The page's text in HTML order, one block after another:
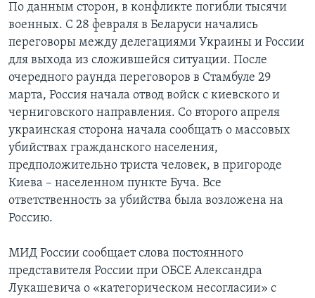
По данным сторон, в конфликте погибли тысячи
военных. С 28 февраля в Беларуси начались
переговоры между делегациями Украины и России
для выхода из сложившейся ситуации. После
очередного раунда переговоров в Стамбуле 29
марта, Россия начала отвод войск с киевского и
черниговского направления. Со второго апреля
украинская сторона начала сообщать о массовых
убийствах гражданского населения,
предположительно триста человек, в пригороде
Киева – населенном пункте Буча. Все
ответственность за убийства была возложена на
Россию.
МИД России сообщает слова постоянного
представителя России при ОБСЕ Александра
Лукашевича о «категорическом несогласии» с